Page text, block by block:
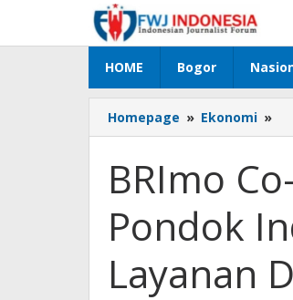
konten
HOME Bogor
Homepage » Ekonomi »
BRImo
Pondok
Layanan